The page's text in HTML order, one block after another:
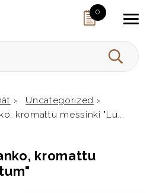
0
HAE
› Uncategorized ›
kromattu messinki "Lu...
kromattu